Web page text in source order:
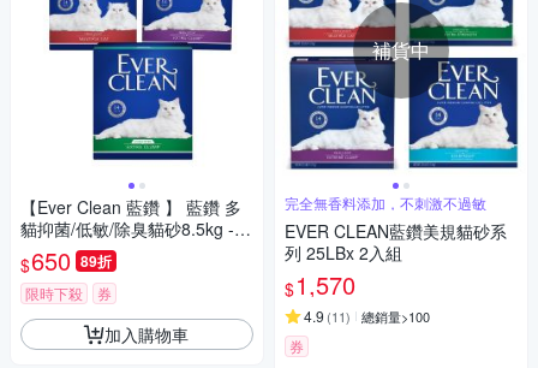
【Ever Clean 藍鑽 】 藍鑽 多
貓抑菌/低敏/除臭貓砂8.5kg -(
除臭/ 抑味/ 凝結/長效淨味21
天)
$650 89折
限時下殺 券
加入購物車
補貨中
完全無香料添加，不刺激不過敏
EVER CLEAN藍鑽美規貓砂系
列 25LBx 2入組
$1,570
4.9 (11) 總銷量>100
券